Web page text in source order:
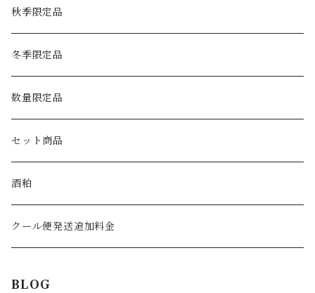
秋季限定品
冬季限定品
数量限定品
セット商品
酒粕
クール便発送追加料金
BLOG